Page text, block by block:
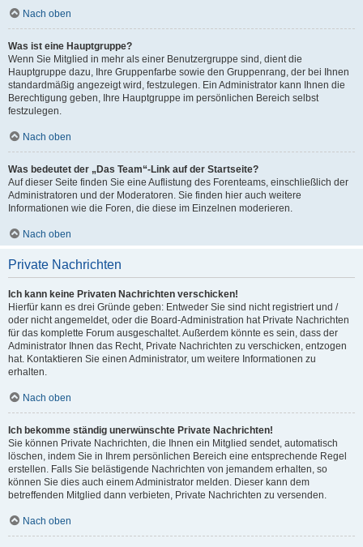
Nach oben
Was ist eine Hauptgruppe?
Wenn Sie Mitglied in mehr als einer Benutzergruppe sind, dient die
Hauptgruppe dazu, Ihre Gruppenfarbe sowie den Gruppenrang, der bei Ihnen
standardmäßig angezeigt wird, festzulegen. Ein Administrator kann Ihnen die
Berechtigung geben, Ihre Hauptgruppe im persönlichen Bereich selbst
festzulegen.
Nach oben
Was bedeutet der „Das Team“-Link auf der Startseite?
Auf dieser Seite finden Sie eine Auflistung des Forenteams, einschließlich der
Administratoren und der Moderatoren. Sie finden hier auch weitere
Informationen wie die Foren, die diese im Einzelnen moderieren.
Nach oben
Private Nachrichten
Ich kann keine Privaten Nachrichten verschicken!
Hierfür kann es drei Gründe geben: Entweder Sie sind nicht registriert und /
oder nicht angemeldet, oder die Board-Administration hat Private Nachrichten
für das komplette Forum ausgeschaltet. Außerdem könnte es sein, dass der
Administrator Ihnen das Recht, Private Nachrichten zu verschicken, entzogen
hat. Kontaktieren Sie einen Administrator, um weitere Informationen zu
erhalten.
Nach oben
Ich bekomme ständig unerwünschte Private Nachrichten!
Sie können Private Nachrichten, die Ihnen ein Mitglied sendet, automatisch
löschen, indem Sie in Ihrem persönlichen Bereich eine entsprechende Regel
erstellen. Falls Sie belästigende Nachrichten von jemandem erhalten, so
können Sie dies auch einem Administrator melden. Dieser kann dem
betreffenden Mitglied dann verbieten, Private Nachrichten zu versenden.
Nach oben